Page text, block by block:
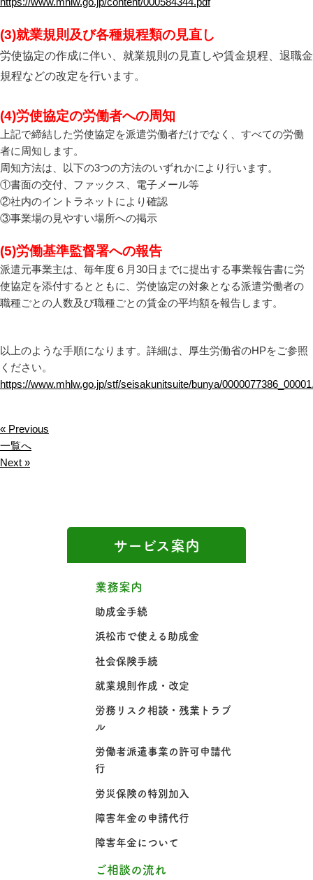
(3)就業規則及び各種規程類の見直し
労使協定の作成に伴い、就業規則の見直しや賃金規程、退職金
規程などの改定を行います。
(4)労使協定の労働者への周知
上記で締結した労使協定を派遣労働者だけでなく、すべての労働
者に周知します。
周知方法は、以下の3つの方法のいずれかにより行います。
①書面の交付、ファックス、電子メール等
②社内のイントラネットにより確認
③事業場の見やすい場所への掲示
(5)労働基準監督署への報告
派遣元事業主は、毎年度６月30日までに提出する事業報告書に労
使協定を添付するとともに、労使協定の対象となる派遣労働者の
職種ごとの人数及び職種ごとの賃金の平均額を報告します。
以上のような手順になります。詳細は、厚生労働省のHPをご参照
ください。
https://www.mhlw.go.jp/stf/seisakunitsuite/bunya/
« Previous
一覧へ
Next »
サービス案内
業務案内
助成金手続
浜松市で使える助成金
社会保険手続
就業規則作成・改定
労務リスク相談・残業トラブ
ル
労働者派遣事業の許可申請代
行
労災保険の特別加入
障害年金の申請代行
障害年金について
ご相談の流れ